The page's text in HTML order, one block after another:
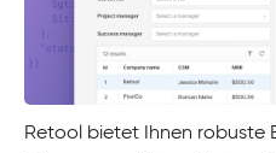
Retool bietet Ihnen robuste